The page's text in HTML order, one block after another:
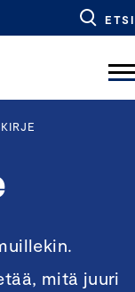
ETSI
mitä juuri